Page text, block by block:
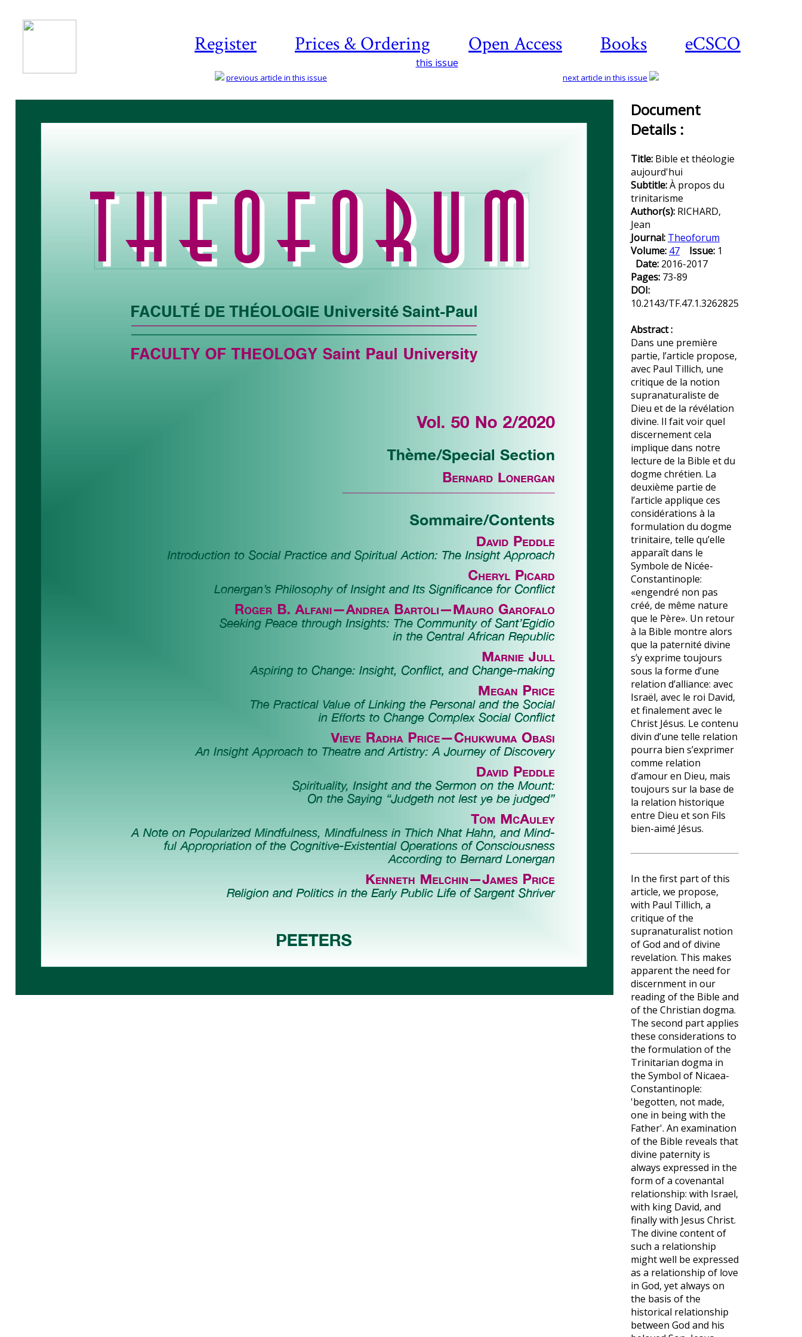
Register Prices & Ordering Open Access Books eCSCO
this issue
previous article in this issue next article in this issue
Document
Details :
Title: Bible et théologie
aujourd'hui
Subtitle:À propos du
trinitarisme
Author(s): RICHARD,
Jean
Journal: Theoforum
Volume: 47 Issue: 1
Date: 2016-2017
Pages: 73-89
DOI:
10.2143/TF.47.1.3262825
Abstract :
Dans une première
partie, l’article propose,
avec Paul Tillich, une
critique de la notion
supranaturaliste de
Dieu et de la révélation
divine. Il fait voir quel
discernement cela
implique dans notre
lecture de la Bible et du
dogme chrétien. La
deuxième partie de
l’article applique ces
considérations à la
formulation du dogme
trinitaire, telle qu’elle
apparaît dans le
Symbole de Nicée-
Constantinople:
«engendré non pas
créé, de même nature
que le Père». Un retour
à la Bible montre alors
que la paternité divine
s’y exprime toujours
sous la forme d’une
relation d’alliance: avec
Israël, avec le roi David,
et finalement avec le
Christ Jésus. Le contenu
divin d’une telle relation
pourra bien s’exprimer
comme relation
d’amour en Dieu, mais
toujours sur la base de
la relation historique
entre Dieu et son Fils
bien-aimé Jésus.
In the first part of this
article, we propose,
with Paul Tillich, a
critique of the
supranaturalist notion
of God and of divine
revelation. This makes
apparent the need for
discernment in our
reading of the Bible and
of the Christian dogma.
The second part applies
these considerations to
the formulation of the
Trinitarian dogma in
the Symbol of Nicaea-
Constantinople:
'begotten, not made,
one in being with the
Father'. An examination
of the Bible reveals that
divine paternity is
always expressed in the
form of a covenantal
relationship: with Israel,
with king David, and
finally with Jesus Christ.
The divine content of
such a relationship
might well be expressed
as a relationship of love
in God, yet always on
the basis of the
historical relationship
between God and his